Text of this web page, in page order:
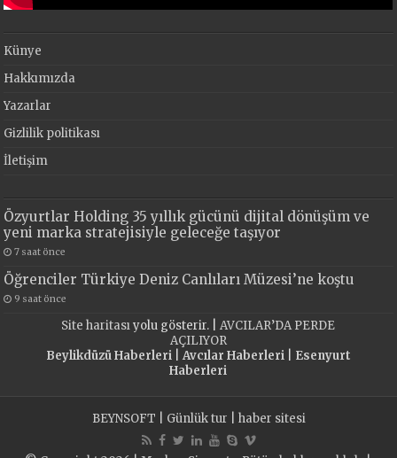
Künye
Hakkımızda
Yazarlar
Gizlilik politikası
İletişim
Özyurtlar Holding 35 yıllık gücünü dijital dönüşüm ve
yeni marka stratejisiyle geleceğe taşıyor
7 saat önce
Öğrenciler Türkiye Deniz Canlıları Müzesi’ne koştu
9 saat önce
Site haritasıyolu gösterir. |AVCILAR’DA PERDE
AÇILIYOR
Beylikdüzü Haberleri| Avcılar Haberleri| Esenyurt
Haberleri
BEYNSOFT Günlük tur haber sitesi